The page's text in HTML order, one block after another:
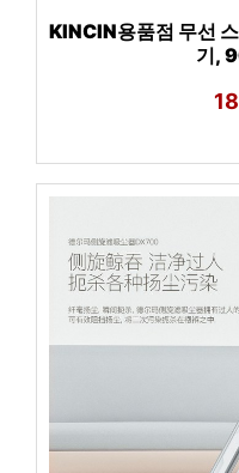
KINCIN용품점 무선
기,